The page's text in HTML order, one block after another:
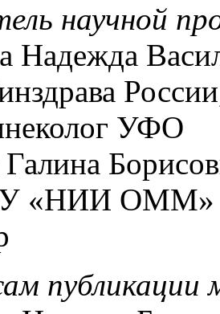
научной
Надежда
УФО
«НИИ ОММ»
публикации